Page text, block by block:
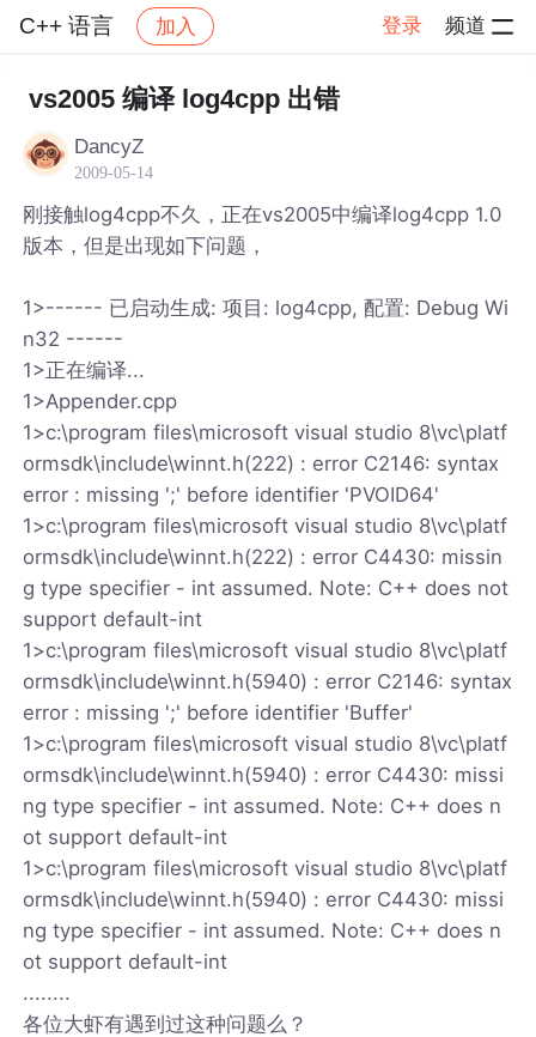
C++ 语言 加入 登录 频道
社区 C++ 语言 帖子详情
vs2005 编译 log4cpp 出错
DancyZ
2009-05-14
刚接触log4cpp不久，正在vs2005中编译log4cpp 1.0
版本，但是出现如下问题，
1>------ 已启动生成: 项目: log4cpp, 配置: Debug Wi
n32 ------
1>正在编译...
1>Appender.cpp
1>c:\program files\microsoft visual studio 8\vc\platf
ormsdk\include\winnt.h(222) : error C2146: syntax
error : missing ';' before identifier 'PVOID64'
1>c:\program files\microsoft visual studio 8\vc\platf
ormsdk\include\winnt.h(222) : error C4430: missin
g type specifier - int assumed. Note: C++ does not
support default-int
1>c:\program files\microsoft visual studio 8\vc\platf
ormsdk\include\winnt.h(5940) : error C2146: syntax
error : missing ';' before identifier 'Buffer'
1>c:\program files\microsoft visual studio 8\vc\platf
ormsdk\include\winnt.h(5940) : error C4430: missi
ng type specifier - int assumed. Note: C++ does n
ot support default-int
1>c:\program files\microsoft visual studio 8\vc\platf
ormsdk\include\winnt.h(5940) : error C4430: missi
ng type specifier - int assumed. Note: C++ does n
ot support default-int
........
各位大虾有遇到过这种问题么？